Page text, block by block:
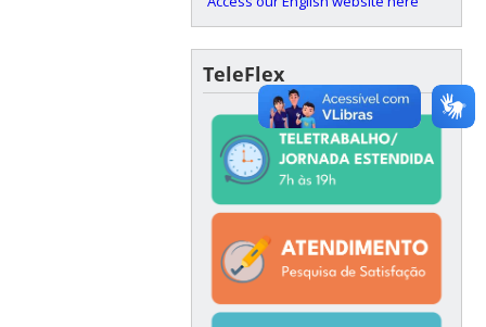
TeleFlex